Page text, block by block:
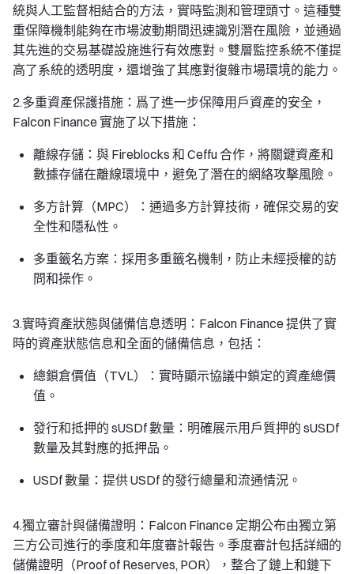
統與人工監督相結合的方法，實時監測和管理頭寸。這種雙
重保障機制能夠在市場波動期間迅速識別潛在風險，並通過
其先進的交易基礎設施進行有效應對。雙層監控系統不僅提
高了系統的透明度，還增強了其應對復雜市場環境的能力。
2.多重資產保護措施：爲了進一步保障用戶資產的安全，
Falcon Finance 實施了以下措施：
離線存儲：與 Fireblocks 和 Ceffu 合作，將關鍵資產和
數據存儲在離線環境中，避免了潛在的網絡攻擊風險。
多方計算（MPC）：通過多方計算技術，確保交易的安
全性和隱私性。
多重籤名方案：採用多重籤名機制，防止未經授權的訪
問和操作。
3.實時資產狀態與儲備信息透明：Falcon Finance 提供了實
時的資產狀態信息和全面的儲備信息，包括：
總鎖倉價值（TVL）：實時顯示協議中鎖定的資產總價
值。
發行和抵押的 sUSDf 數量：明確展示用戶質押的 sUSDf
數量及其對應的抵押品。
USDf 數量：提供 USDf 的發行總量和流通情況。
4.獨立審計與儲備證明：Falcon Finance 定期公布由獨立第
三方公司進行的季度和年度審計報告。季度審計包括詳細的
儲備證明（Proof of Reserves, POR），整合了鏈上和鏈下